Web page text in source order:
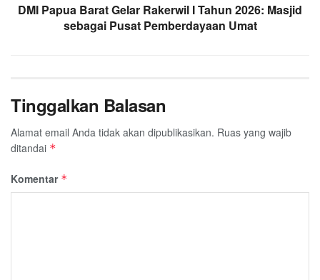
DMI Papua Barat Gelar Rakerwil I Tahun 2026: Masjid
sebagai Pusat Pemberdayaan Umat
Tinggalkan Balasan
Alamat email Anda tidak akan dipublikasikan. Ruas yang wajib
ditandai *
Komentar *